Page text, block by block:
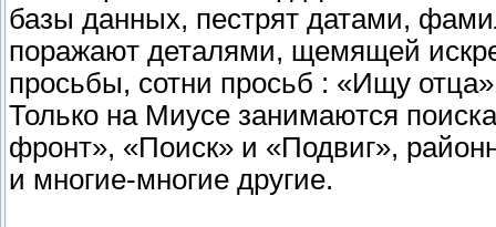
базы данных, пестрят датами,
поражают деталями, щемящей
просьбы, сотни просьб : «Ищу
Только на Миусе занимаются
фронт», «Поиск» и «Подвиг»,
и многие-многие другие.